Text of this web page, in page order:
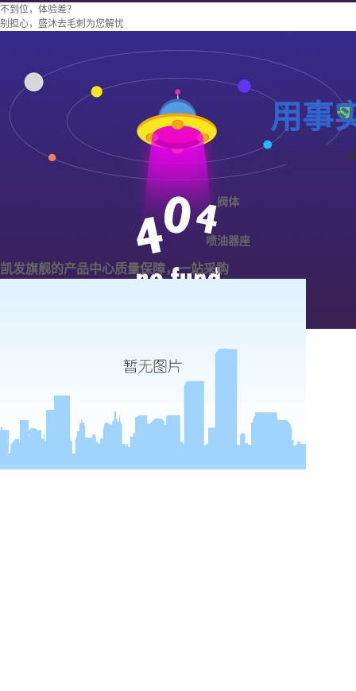
不到位，体验差？
别担心，盛沐去毛刺为您解忧
用事
阀体
喷油器座
凯发旗舰的产品中心质量保障，一站采购